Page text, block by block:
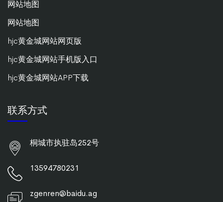
网站地图
网站地图
hjc黄金城网站网页版
hjc黄金城网站手机版入口
hjc黄金城网站APP下载
联系方式
桐城市执驻岛252号
13594780231
zgenren@baidu.ag